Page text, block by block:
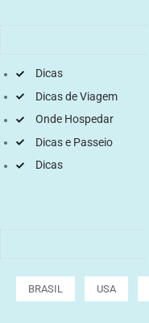
Dicas
Dicas de Viagem
Onde Hospedar
Dicas e Passeio
Dicas
BRASIL USA